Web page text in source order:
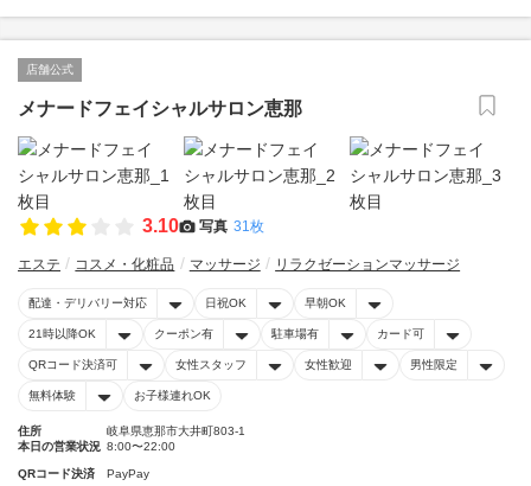
店舗公式
メナードフェイシャルサロン恵那
3.10 写真 31枚
エステ コスメ・化粧品 マッサージ リラクゼーションマッサージ
配達・デリバリー対応 日祝OK 早朝OK
21時以降OK クーポン有 駐車場有 カード可
QRコード決済可 女性スタッフ 女性歓迎 男性限定
無料体験 お子様連れOK
住所
岐阜県恵那市大井町803-1
本日の営業状況 8:00〜22:00
QRコード決済 PayPay